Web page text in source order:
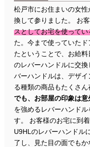
松戸市にお住まいの女
換して参りました。 お
スとしてお宅を使ってい
た。今まで使っていた
たということで、お給
のレバーハンドルに交
バーハンドルは、デザ
る種類の商品もたくさん
でも、お部屋の印象は
を強めるレバーハンド
す。 お客様のお宅に到
U9HLのレバーハンドル
了し、見た目の面でも